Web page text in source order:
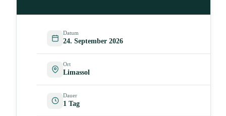
Datum
24. September 2026
Ort
Limassol
Dauer
1 Tag